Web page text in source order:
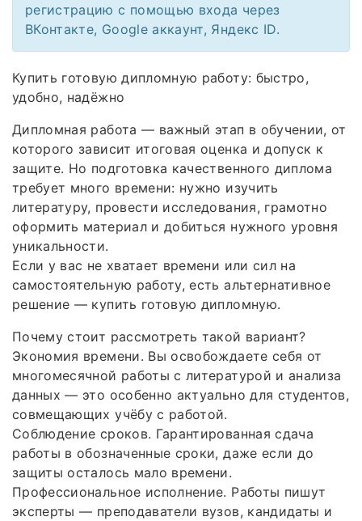
регистрацию с помощью входа через
ВКонтакте, Google аккаунт, Яндекс ID.
Купить готовую дипломную работу: быстро,
удобно, надёжно
Дипломная работа — важный этап в обучении, от
которого зависит итоговая оценка и допуск к
защите. Но подготовка качественного диплома
требует много времени: нужно изучить
литературу, провести исследования, грамотно
оформить материал и добиться нужного уровня
уникальности.
Если у вас не хватает времени или сил на
самостоятельную работу, есть альтернативное
решение — купить готовую дипломную.
Почему стоит рассмотреть такой вариант?
Экономия времени. Вы освобождаете себя от
многомесячной работы с литературой и анализа
данных — это особенно актуально для студентов,
совмещающих учёбу с работой.
Соблюдение сроков. Гарантированная сдача
работы в обозначенные сроки, даже если до
защиты осталось мало времени.
Профессиональное исполнение. Работы пишут
эксперты — преподаватели вузов, кандидаты и